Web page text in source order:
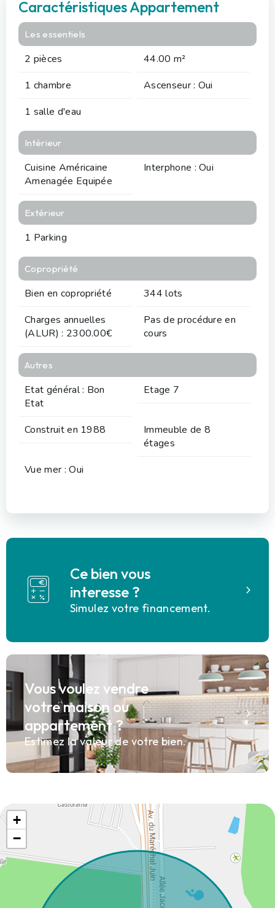
Caractéristiques Appartement
Les essentiels
2 pièces
44.00 m²
1 chambre
Ascenseur : Oui
1 salle d'eau
Intérieur
Cuisine Américaine
Amenagée Equipée
Interphone : Oui
Extérieur
1 Parking
Copropriété
Bien en copropriété
344 lots
Charges annuelles
(ALUR) : 2300.00€
Pas de procédure en
cours
Autres
Etat général : Bon
Etat
Etage 7
Construit en 1988
Immeuble de 8
étages
Vue mer : Oui
Ce bien vous
interesse ?
Simulez votre financement.
Vous voulez vendre
votre maison ou
appartement ?
Estimez la valeur de votre bien.
+
−